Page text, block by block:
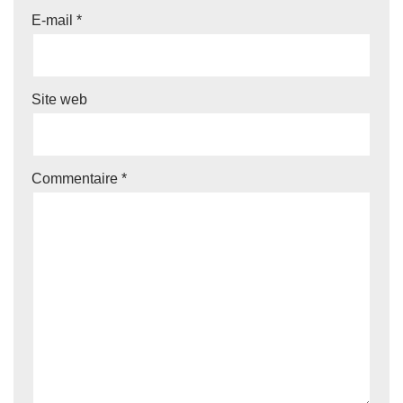
E-mail *
Site web
Commentaire *